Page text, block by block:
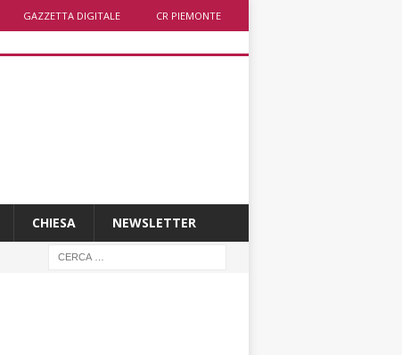
GAZZETTA DIGITALE CR PIEMONTE
CHIESA NEWSLETTER